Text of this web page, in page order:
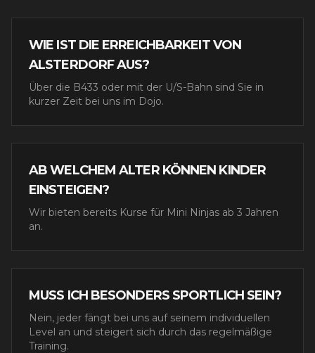
WIE IST DIE ERREICHBARKEIT VON
ALSTERDORF AUS?
Über die B433 oder mit der U/S-Bahn sind Sie in
kurzer Zeit bei uns im Dojo.
AB WELCHEM ALTER KÖNNEN KINDER
EINSTEIGEN?
Wir bieten bereits Kurse für Mini Ninjas ab 3 Jahren
an.
MUSS ICH BESONDERS SPORTLICH SEIN?
Nein, jeder fängt bei uns auf seinem individuellen
Level an und steigert sich durch das regelmäßige
Training.